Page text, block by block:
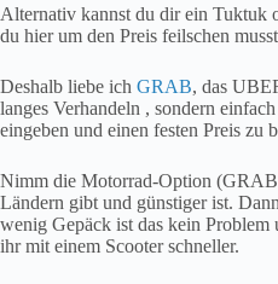
Alternativ kannst du dir ein Tuktuk
du hier um den Preis feilschen
Deshalb liebe ich GRAB, das
langes Verhandeln , sondern
eingeben und einen festen Preis zu
Nimm die Motorrad-Option
Ländern gibt und günstiger ist.
wenig Gepäck ist das kein Problem
ihr mit einem Scooter schneller.